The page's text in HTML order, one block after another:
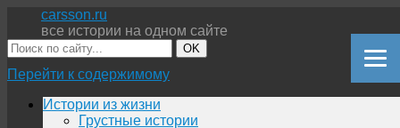
carsson.ru
все истории на одном сайте
OK
Перейти к содержимому
Истории из жизни
Грустные истории